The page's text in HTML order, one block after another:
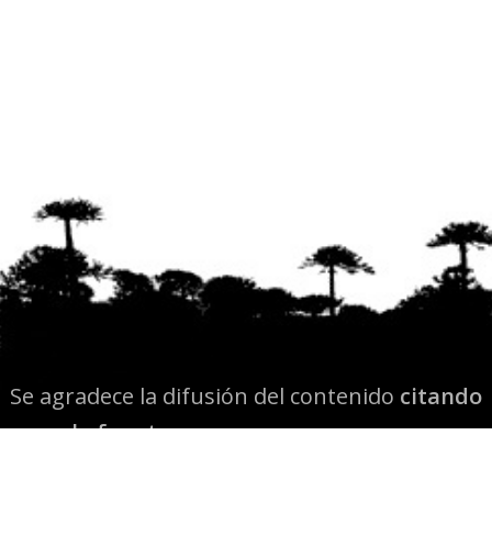
Se agradece la difusión del contenido citando
la fuente www.mapuexpress.org